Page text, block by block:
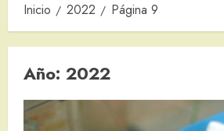
Inicio 2022 Página 9
Año: 2022